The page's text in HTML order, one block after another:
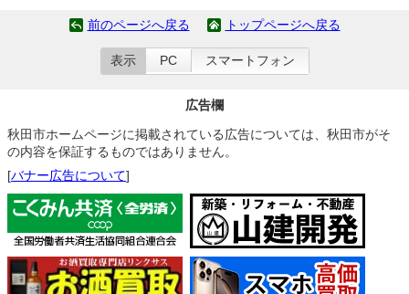
前のページへ戻る トップページへ戻る
表示 PC スマートフォン
広告欄
秋田市ホームページに掲載されている広告については、秋田市がそ
の内容を保証するものではありません。
[バナー広告について]